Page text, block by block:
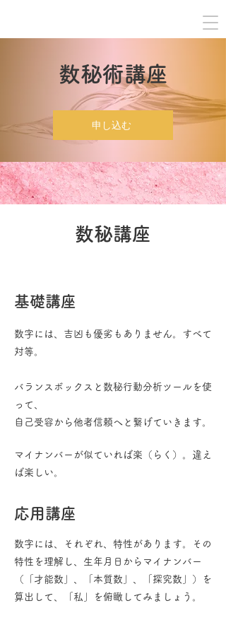
​数秘術講座
申し込む
数秘講座
基礎講座
数字には、吉凶も優劣もありません。すべて
対等。
バランスボックスと数秘行動分析ツールを使
って、
自己受容から他者信頼へと繋げていきます。
マイナンバーが似ていれば楽（らく）。違え
ば楽しい。
応用講座
数字には、それぞれ、特性があります。その
特性を理解し、生年月日からマイナンバー
（「才能数」、「本質数」、「探究数」）を
算出して、「私」を俯瞰してみましょう。